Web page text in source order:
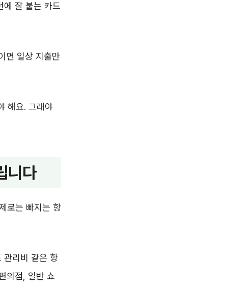
에 잘 붙는 카드
면 일상 지출만
해요. 그래야
니다
로는 빠지는 항
관리비 같은 항
의점, 일반 쇼